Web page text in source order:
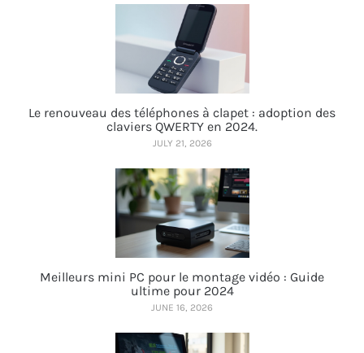
Le renouveau des téléphones à clapet : adoption des
claviers QWERTY en 2024.
JULY 21, 2026
Meilleurs mini PC pour le montage vidéo : Guide
ultime pour 2024
JUNE 16, 2026